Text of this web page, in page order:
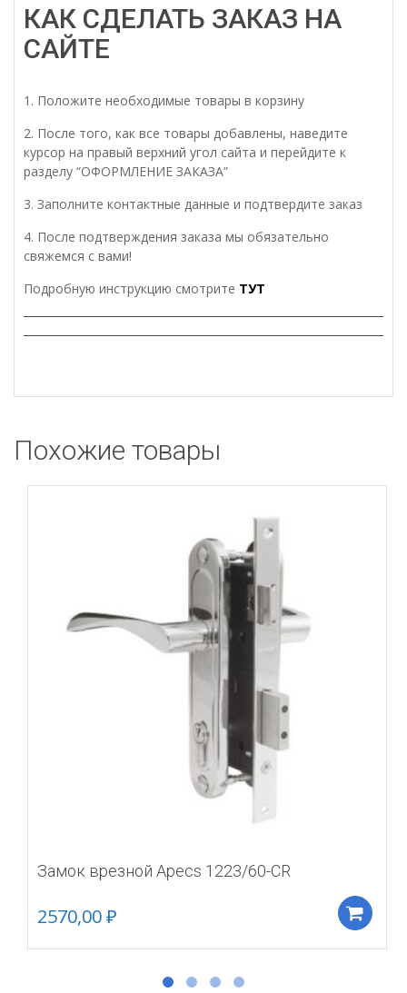
(мат.
никель),
КАК СДЕЛАТЬ ЗАКАЗ НА
САЙТЕ
1. Положите необходимые товары в корзину
2. После того, как все товары добавлены, наведите
курсор на правый верхний угол сайта и перейдите к
разделу “ОФОРМЛЕНИЕ ЗАКАЗА”
3. Заполните контактные данные и подтвердите заказ
4. После подтверждения заказа мы обязательно
свяжемся с вами!
Подробную инструкцию смотрите ТУТ
Похожие товары
Замок врезной Apecs 1223/60-CR
2570,00₽